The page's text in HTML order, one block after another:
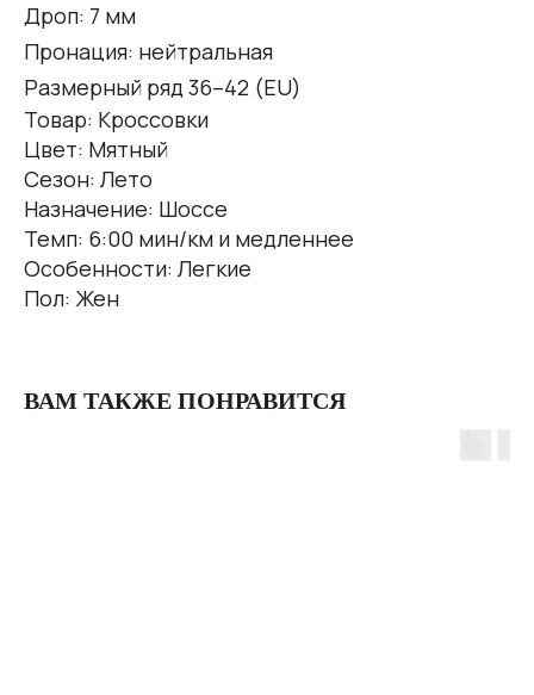
Дроп: 7 мм
Пронация: нейтральная
Размерный ряд 36–42 (ЕU)
Товар: Кроссовки
Цвет: Мятный
Сезон: Лето
Назначение: Шоссе
Темп: 6:00 мин/км и медленнее
Особенности: Легкие
Пол: Жен
ВАМ ТАКЖЕ ПОНРАВИТСЯ